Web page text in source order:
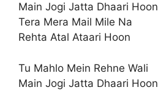
Main Jogi Jatta Dhaari Hoon
Tera Mera Mail Mile Na
Rehta Atal Ataari Hoon
Tu Mahlo Mein Rehne Wali
Main Jogi Jatta Dhaari Hoon